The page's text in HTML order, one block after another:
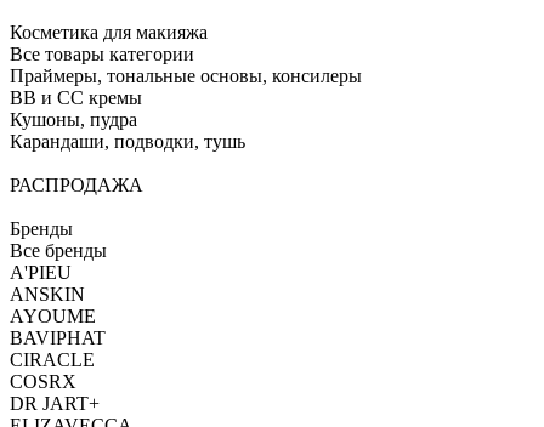
Косметика для макияжа
Все товары категории
Праймеры, тональные основы, консилеры
BB и CC кремы
Кушоны, пудра
Карандаши, подводки, тушь
РАСПРОДАЖА
Бренды
Все бренды
A'PIEU
ANSKIN
AYOUME
BAVIPHAT
CIRACLE
COSRX
DR JART+